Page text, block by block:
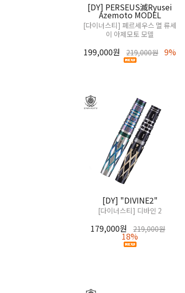
[DY] PERSEUS滅Ryusei
Azemoto MODEL
[다이너스티] 페르세우스 멸 류세
이 아제모토 모델
199,000원 219,000원 9%
[DY] "DIVINE2"
[다이너스티] 디바인 2
179,000원 219,000원
18%